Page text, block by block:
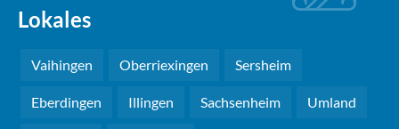
Lokales
Vaihingen Oberriexingen Sersheim
Eberdingen Illingen Sachsenheim Umland